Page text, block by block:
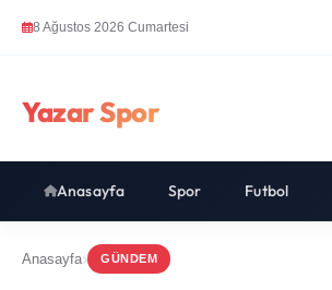
8 Ağustos 2026 Cumartesi
Yazar Spor
Anasayfa Spor Futbol
Anasayfa GÜNDEM